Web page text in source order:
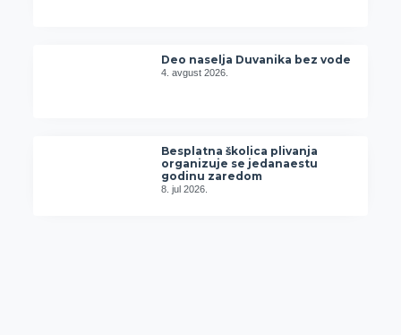
Deo naselja Duvanika bez vode
4. avgust 2026.
Besplatna školica plivanja
organizuje se jedanaestu
godinu zaredom
8. jul 2026.